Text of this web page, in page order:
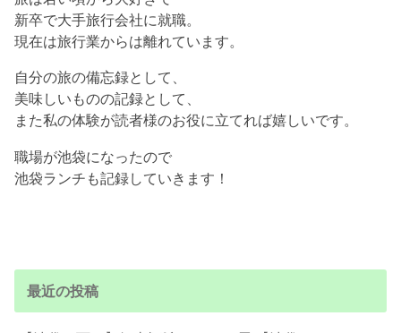
新卒で大手旅行会社に就職。
現在は旅行業からは離れています。
自分の旅の備忘録として、
美味しいものの記録として、
また私の体験が読者様のお役に立てれば嬉しいです。
職場が池袋になったので
池袋ランチも記録していきます！
最近の投稿